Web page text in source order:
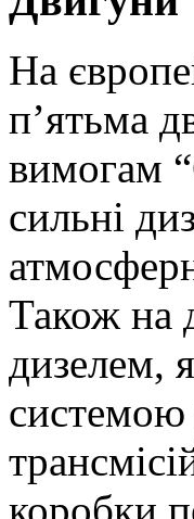
На
п’ятьма
вимогам
сильні
Також на
дизелем,
системою